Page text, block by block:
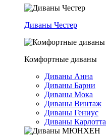
Диваны Честер
Комфортные диваны
Диваны Анна
Диваны Барни
Диваны Мока
Диваны Винтаж
Диваны Гениус
Диваны Карлотта